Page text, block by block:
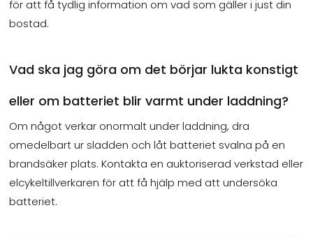
för att få tydlig information om vad som gäller i just din
bostad.
Vad ska jag göra om det börjar lukta konstigt
eller om batteriet blir varmt under laddning?
Om något verkar onormalt under laddning, dra
omedelbart ur sladden och låt batteriet svalna på en
brandsäker plats. Kontakta en auktoriserad verkstad eller
elcykeltillverkaren för att få hjälp med att undersöka
batteriet.